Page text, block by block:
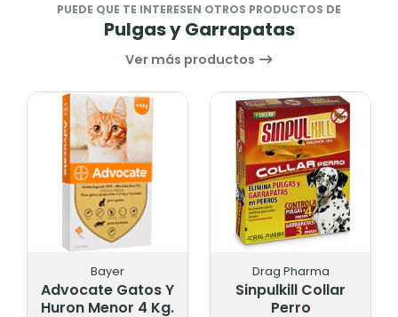
PUEDE QUE TE INTERESEN OTROS PRODUCTOS DE
Pulgas y Garrapatas
Ver más productos
Bayer
Advocate Gatos Y
Huron Menor 4 Kg.
Drag Pharma
Sinpulkill Collar
Perro